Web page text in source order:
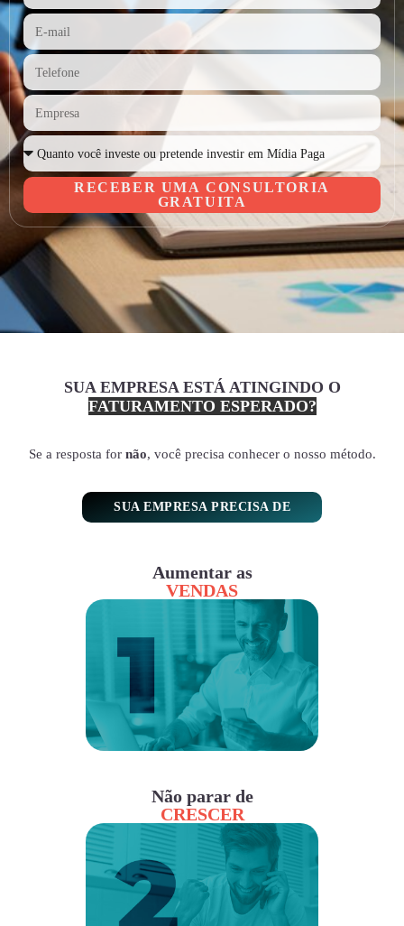
RECEBER UMA CONSULTORIA
GRATUITA
SUA EMPRESA ESTÁ ATINGINDO O
FATURAMENTO ESPERADO?
Se a resposta for não, você precisa conhecer o nosso método.
SUA EMPRESA PRECISA DE
Aumentar as
VENDAS
Não parar de
CRESCER